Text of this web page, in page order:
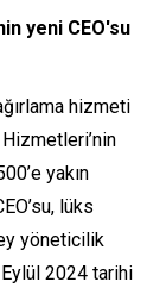
yeni CEO'su
hizmeti
Hizmetleri’nin
yakın
lüks
yöneticilik
2024 tarihi